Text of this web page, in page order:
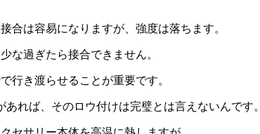
合は容易になりますが、強度は落ちます。
な過ぎたら接合できません。
行き渡らせることが重要です。
れば、そのロウ付けは完璧とは言えないんです。